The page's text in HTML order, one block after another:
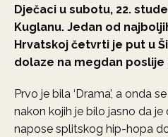
Dječaci u subotu, 22.
Kuglanu. Jedan od
Hrvatskoj četvrti je put u
dolaze na megdan
Prvo je bila ‘Drama’, a onda
nakon kojih je bilo jasno da
napose splitskog hip-hopa